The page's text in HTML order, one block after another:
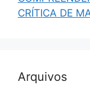
CRÍTICA DE
Arquivos